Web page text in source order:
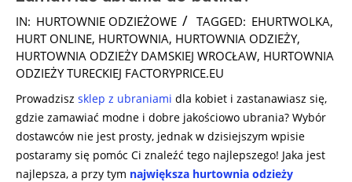
2025-
12-
19
IN: HURTOWNIE ODZIEŻOWE TAGGED: EHURTWOLKA,
HURT ONLINE, HURTOWNIA, HURTOWNIA ODZIEŻY,
HURTOWNIA ODZIEŻY DAMSKIEJ WROCŁAW, HURTOWNIA
ODZIEŻY TURECKIEJ FACTORYPRICE.EU
Prowadzisz sklep z ubraniami dla kobiet i zastanawiasz się,
gdzie zamawiać modne i dobre jakościowo ubrania? Wybór
dostawców nie jest prosty, jednak w dzisiejszym wpisie
postaramy się pomóc Ci znaleźć tego najlepszego! Jaka jest
najlepsza, a przy tym największa hurtownia odzieży